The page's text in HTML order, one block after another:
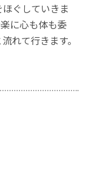
ぐしていきま
に心も体も委
れて行きます。